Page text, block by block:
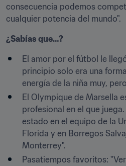
consecuencia podemos
cualquier potencia del mundo".
¿Sabías que…?
El amor por el fútbol le
principio solo era una
energía de la niña muy,
El Olympique de Marsella
profesional en el que
estado en el equipo de la
Florida y en Borregos
Monterrey".
Pasatiempos favoritos: